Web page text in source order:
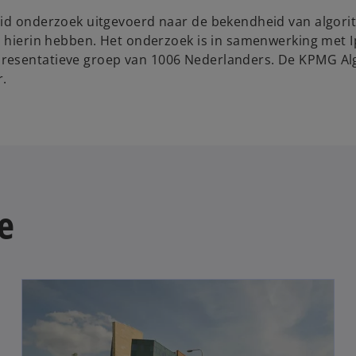
onderzoek uitgevoerd naar de bekendheid van
hebben. Het onderzoek is in samenwerking met
groep van 1006 Nederlanders. De KPMG